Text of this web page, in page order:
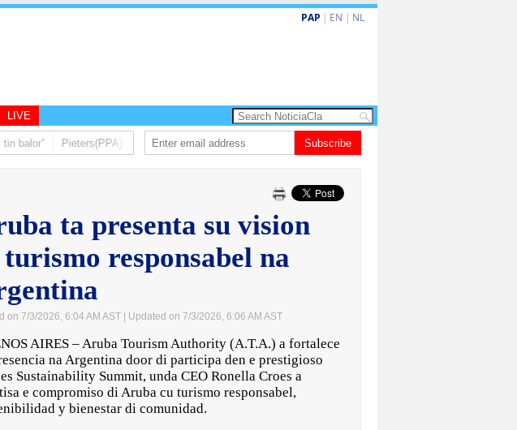
PAP | EN | NL
LIVE
Pieters(PPA): Mas di un aña despues, polis ainda sin bodycam
Subscribe
ta presenta su vision
responsabel na
on 7/3/2026, 6:04 AM AST | Updated on 7/3/2026, 6:06 AM AST
AIRES – Aruba Tourism Authority (A.T.A.) a fortalece
na Argentina door di participa den e prestigioso
Sustainability Summit, unda CEO Ronella Croes a
e compromiso di Aruba cu turismo responsabel,
y bienestar di comunidad.